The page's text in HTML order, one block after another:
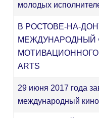
молодых
В РОСТОВЕ-НА-
МЕЖДУНАРОДНЫЙ
МОТИВАЦИОННОГО
ARTS
29 июня 2017 года
международный